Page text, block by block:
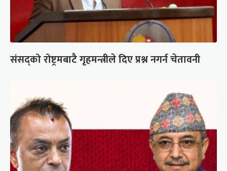
संसद्को रोष्ट्रमबाटै गृहमन्त्रीले दिए प्रश्न नगर्न चेतावनी